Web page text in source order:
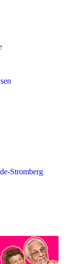
Stromberg